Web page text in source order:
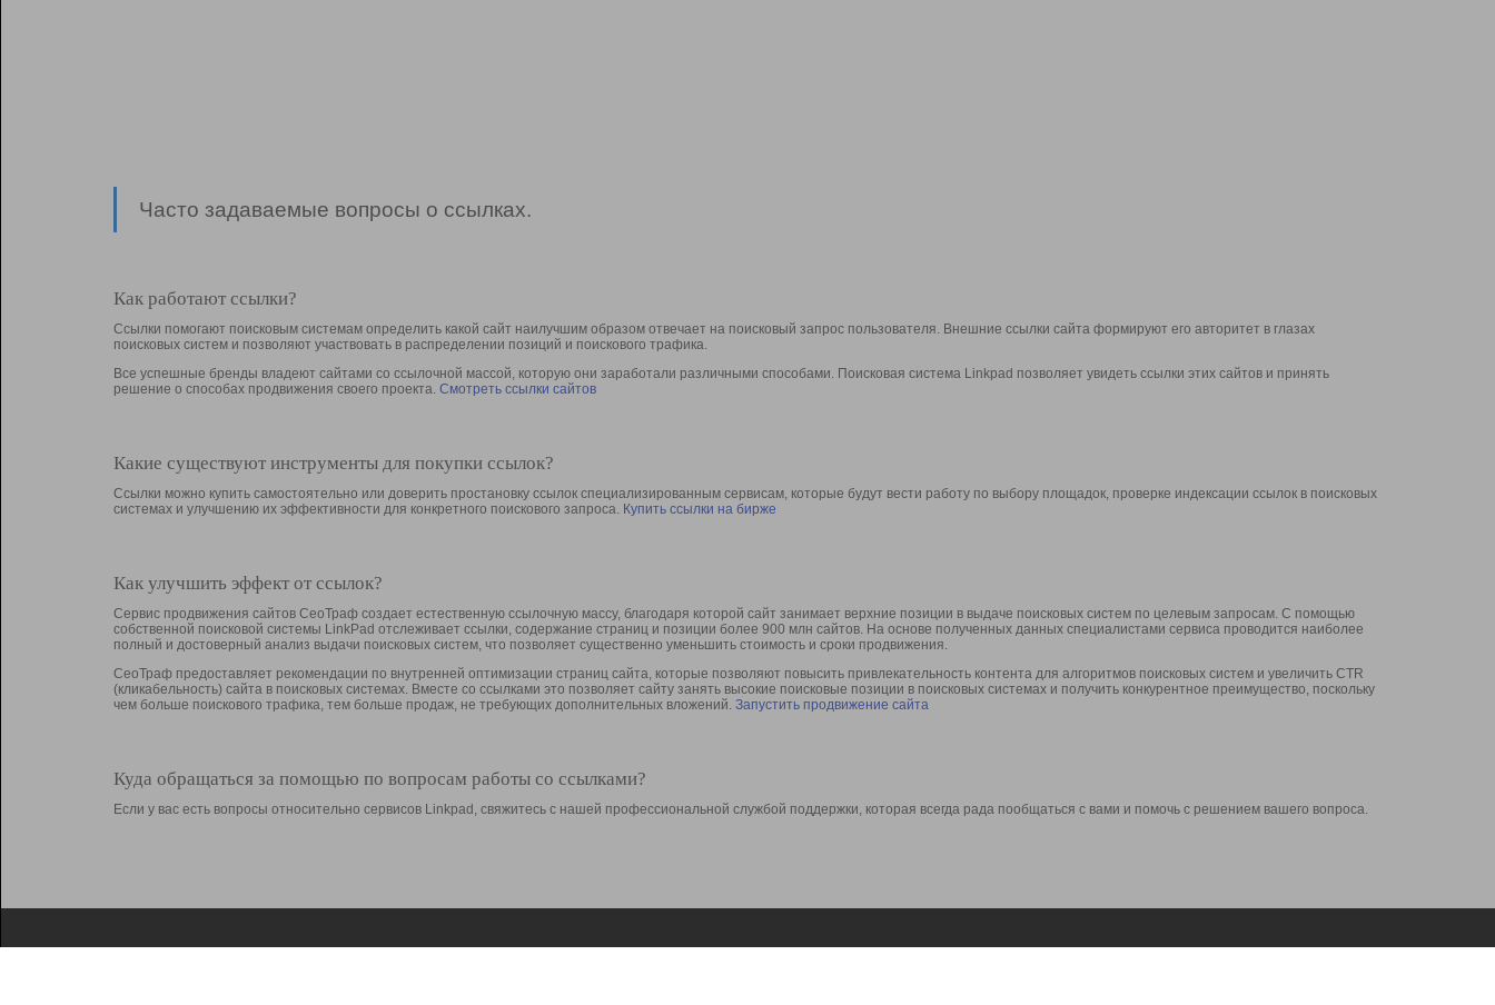
Часто задаваемые вопросы о ссылках.
Как работают ссылки?
Ссылки помогают поисковым системам определить какой сайт наилучшим образом отвечает на поисковый запрос пользователя. Внешние ссылки сайта формируют его авторитет в глазах
поисковых систем и позволяют участвовать в раcпределении позиций и поискового трафика.
Все успешные бренды владеют сайтами со ссылочной массой, которую они заработали различными способами. Поисковая система Linkpad позволяет увидеть ссылки этих сайтов и принять
решение о способах продвижения своего проекта. Смотреть ссылки сайтов
Какие существуют инструменты для покупки ссылок?
Ссылки можно купить самостоятельно или доверить простановку ссылок специализированным сервисам, которые будут вести работу по выбору площадок, проверке индексации ссылок в поисковых
системах и улучшению их эффективности для конкретного поискового запроса. Купить ссылки на бирже
Как улучшить эффект от ссылок?
Сервис продвижения сайтов СеоТраф создает естественную ссылочную массу, благодаря которой сайт занимает верхние позиции в выдаче поисковых систем по целевым запросам. С помощью
собственной поисковой системы LinkPad отслеживает ссылки, содержание страниц и позиции более 900 млн сайтов. На основе полученных данных специалистами сервиса проводится наиболее
полный и достоверный анализ выдачи поисковых систем, что позволяет существенно уменьшить стоимость и сроки продвижения.
СеоТраф предоставляет рекомендации по внутренней оптимизации страниц сайта, которые позволяют повысить привлекательность контента для алгоритмов поисковых систем и увеличить CTR
(кликабельность) сайта в поисковых системах. Вместе со ссылками это позволяет сайту занять высокие поисковые позиции в поисковых системах и получить конкурентное преимущество, поскольку
чем больше поискового трафика, тем больше продаж, не требующих дополнительных вложений. Запустить продвижение сайта
Куда обращаться за помощью по вопросам работы со ссылками?
Если у вас есть вопросы относительно сервисов Linkpad, свяжитесь с нашей профессиональной службой поддержки, которая всегда рада пообщаться с вами и помочь с решением вашего вопроса.